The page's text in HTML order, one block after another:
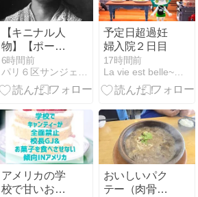
【キニナル人
物】【ポー
ル・クローデ
ルPaul
Claudel】8月6
ル・クローデ
ルの誕生日
6時間前
パリ６区サンジェルマン村
予定日超過妊
婦入院２日目
17時間前
La vie est belle~ポーランド生活
アメリカの学
校で甘いお菓
おいしいパク
テー（肉骨